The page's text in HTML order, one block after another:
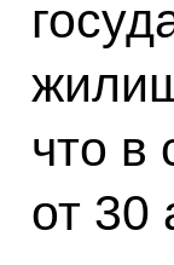
что в
от 30